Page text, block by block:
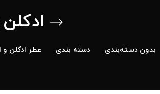
بدون دسته‌بندی دسته بندی عطر ادکلن و